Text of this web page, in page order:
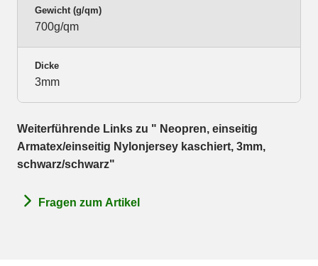
Gewicht (g/qm)
700g/qm
Dicke
3mm
Weiterführende Links zu " Neopren, einseitig
Armatex/einseitig Nylonjersey kaschiert, 3mm,
schwarz/schwarz"
Fragen zum Artikel